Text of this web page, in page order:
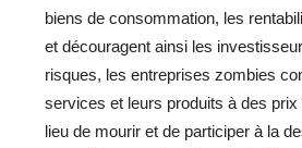
biens de consommation, les
et découragent ainsi les
risques, les entreprises zombies
services et leurs produits à des
lieu de mourir et de participer à la